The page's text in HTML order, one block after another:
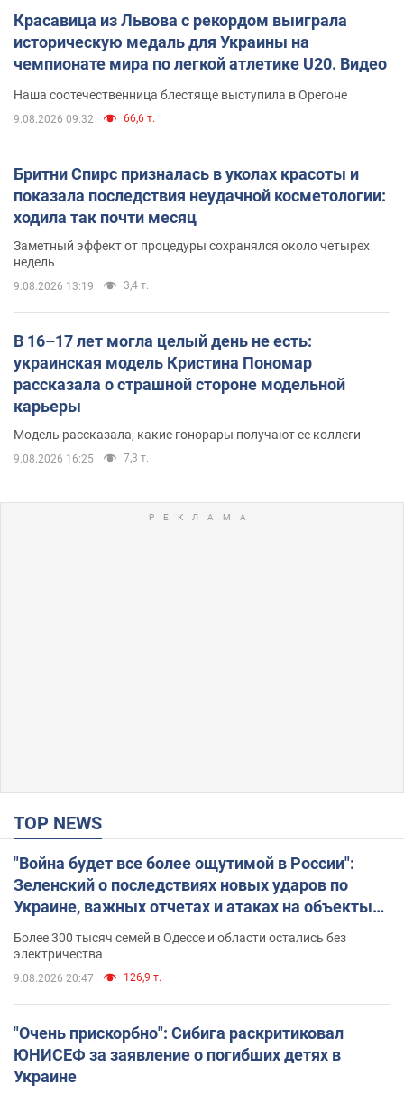
Красавица из Львова с рекордом выиграла
историческую медаль для Украины на
чемпионате мира по легкой атлетике U20. Видео
Наша соотечественница блестяще выступила в Орегоне
9.08.2026 09:32 66,6 т.
Бритни Спирс призналась в уколах красоты и
показала последствия неудачной косметологии:
ходила так почти месяц
Заметный эффект от процедуры сохранялся около четырех
недель
9.08.2026 13:19 3,4 т.
В 16–17 лет могла целый день не есть:
украинская модель Кристина Пономар
рассказала о страшной стороне модельной
карьеры
Модель рассказала, какие гонорары получают ее коллеги
9.08.2026 16:25 7,3 т.
TOP NEWS
"Война будет все более ощутимой в России":
Зеленский о последствиях новых ударов по
Украине, важных отчетах и атаках на объекты
противника. Видео
Более 300 тысяч семей в Одессе и области остались без
электричества
9.08.2026 20:47 126,9 т.
"Очень прискорбно": Сибига раскритиковал
ЮНИСЕФ за заявление о погибших детях в
Украине